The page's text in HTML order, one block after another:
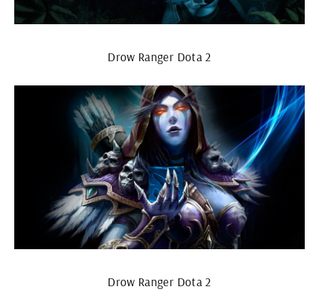
Drow Ranger Dota 2
Drow Ranger Dota 2